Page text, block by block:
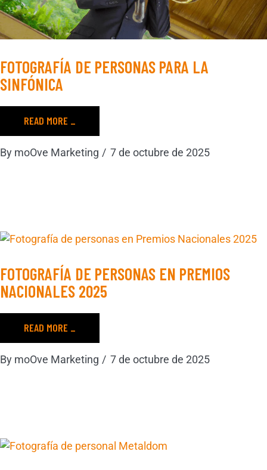
FOTOGRAFÍA DE PERSONAS PARA LA
SINFÓNICA
READ MORE _
By moOve Marketing 7 de octubre de 2025
FOTOGRAFÍA DE PERSONAS EN PREMIOS
NACIONALES 2025
READ MORE _
By moOve Marketing 7 de octubre de 2025